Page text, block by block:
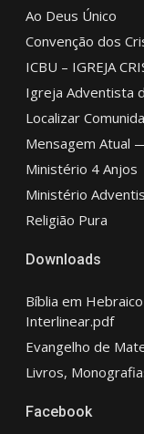
Ao Deus Único
Convenção dos
ICBU – IGREJA
Igreja Adventista
Localizar
Mensagem Atual
Ministério 4 Anjos
Ministério
Religião Pura
Downloads
Bíblia em
Interlinear.pdf
Evangelho de
Livros,
Facebook